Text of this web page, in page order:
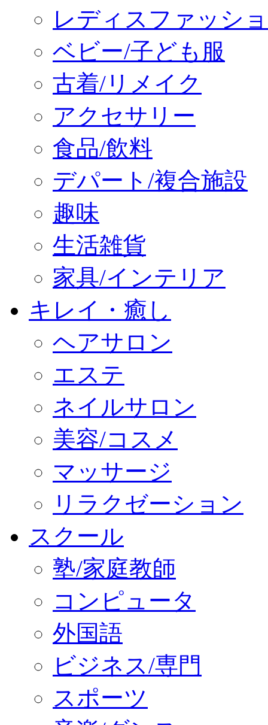
レディスファッシ
ベビー/子ども服
古着/リメイク
アクセサリー
食品/飲料
デパート/複合施設
趣味
生活雑貨
家具/インテリア
キレイ・癒し
ヘアサロン
エステ
ネイルサロン
美容/コスメ
マッサージ
リラクゼーション
スクール
塾/家庭教師
コンピュータ
外国語
ビジネス/専門
スポーツ